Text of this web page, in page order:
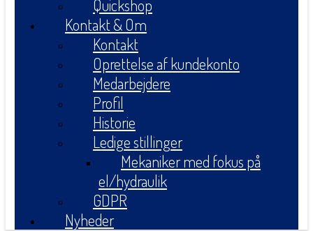
Quickshop
Kontakt & Om
Kontakt
Oprettelse af kundekonto
Medarbejdere
Profil
Historie
Ledige stillinger
Mekaniker med fokus på
el/hydraulik
GDPR
Nyheder